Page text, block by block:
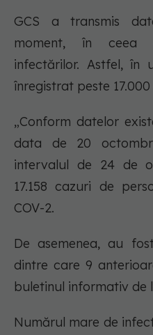
GCS a transmis
moment, în ceea
infectărilor. Astfel, în
înregistrat peste
„Conform datelor
data de 20
intervalul de 24 de
17.158 cazuri de
COV-2.
De asemenea, au
dintre care 9
buletinul informativ de
Numărul mare de